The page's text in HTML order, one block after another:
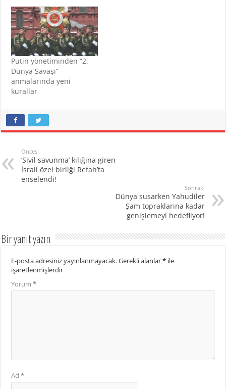
Putin yönetiminden “2.
Dünya Savaşı”
anmalarında yeni
kurallar
Öncesi
‘Sivil savunma’ kılığına giren
İsrail özel birliği Refah’ta
enselendi!
Sonraki
Dünya susarken Yahudiler
Şam topraklarına kadar
genişlemeyi hedefliyor!
Bir yanıt yazın
E-posta adresiniz yayınlanmayacak.Gerekli alanlar* ile
işaretlenmişlerdir
Yorum*
Ad*